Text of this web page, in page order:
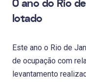
O ano do Rio
lotado
Este ano o Rio de
de ocupação com
levantamento